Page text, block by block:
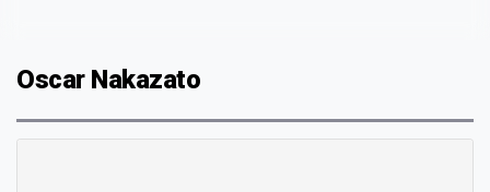
Oscar Nakazato